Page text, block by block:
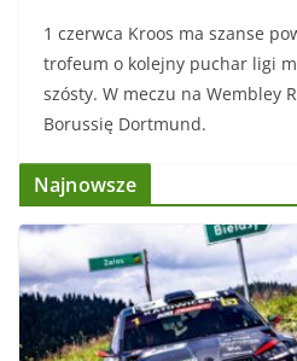
1 czerwca Kroos ma szanse
trofeum o kolejny puchar ligi
szósty. W meczu na Wembley
Borussię Dortmund.
Najnowsze